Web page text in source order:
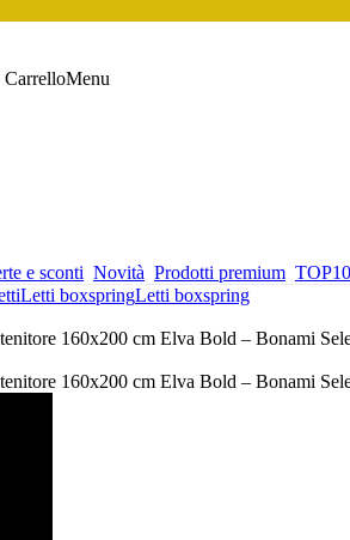
CarrelloMenu
e sconti Novità Prodotti premium
Letti boxspringLetti boxspring